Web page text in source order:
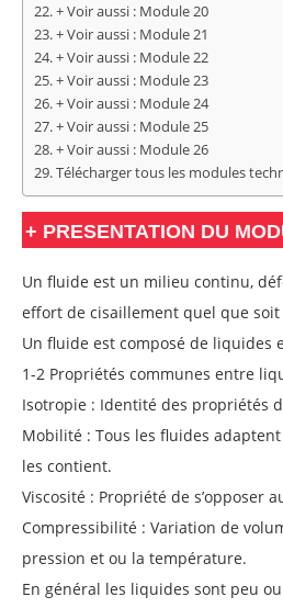
+ Voir aussi : Module 20
+ Voir aussi : Module 21
+ Voir aussi : Module 22
+ Voir aussi : Module 23
+ Voir aussi : Module 24
+ Voir aussi : Module 25
+ Voir aussi : Module 26
Télécharger tous les modules
+ PRESENTATION DU
Un fluide est un milieu continu,
effort de cisaillement quel que
Un fluide est composé de liquides
1-2 Propriétés communes entre
Isotropie : Identité des propriétés
Mobilité : Tous les fluides
les contient.
Viscosité : Propriété de s’opposer
Compressibilité : Variation de
pression et ou la température.
En général les liquides sont peu